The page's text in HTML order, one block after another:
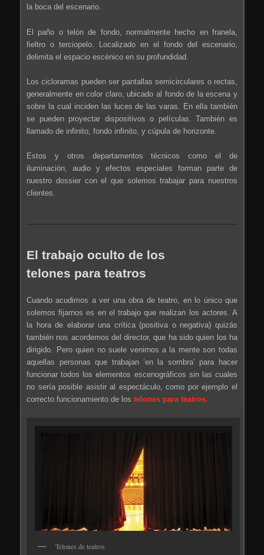
la boca del escenario.
El paño o telón de fondo, normalmente hecho en franela,
fieltro o terciopelo. Localizado en el fondo del escenario,
delimita el espacio escénico en su profundidad.
Los cicloramas pueden ser pantallas semicirculares o rectas,
generalmente en color claro, ubicado al fondo de la escena y
sobre la cual inciden las luces de las varas. En ella también
se pueden proyectar dispositivos o películas. También es
llamado de infinito, fondo infinito, y cúpula de horizonte.
Estos y otros departamentos técnicos como el de
iluminación, audio y efectos especiales forman parte de
nuestro dossier con el que solemos trabajar para nuestros
clientes.
El trabajo oculto de los
telones para teatros
Cuando acudimos a ver una obra de teatro, en lo único que
solemos fijarnos es en el trabajo que realizan los actores. A
la hora de elaborar una crítica (positiva o negativa) quizás
también nos acordemos del director, que ha sido quien los ha
dirigido. Pero quien no suele venirnos a la mente son todas
aquellas personas que trabajan ‘en la sombra’ para hacer
funcionar todos los elementos escenográficos sin las cuales
no sería posible asistir al espectáculo, como por ejemplo el
correcto funcionamiento de lostelones para teatros.
Telones de teatros